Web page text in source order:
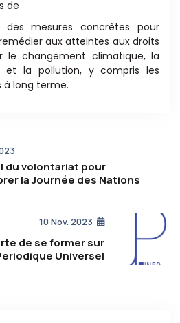
de
des mesures concrètes pour
aux atteintes aux droits
le changement climatique, la
et la pollution, y compris les
à long terme.
du volontariat pour
la Journée des Nations
de se former sur
Universel
10 Nov. 2023